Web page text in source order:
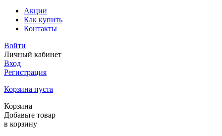
Акции
Как купить
Контакты
Войти
Личный кабинет
Вход
Регистрация
Корзина пуста
Корзина
Добавьте товар
в корзину